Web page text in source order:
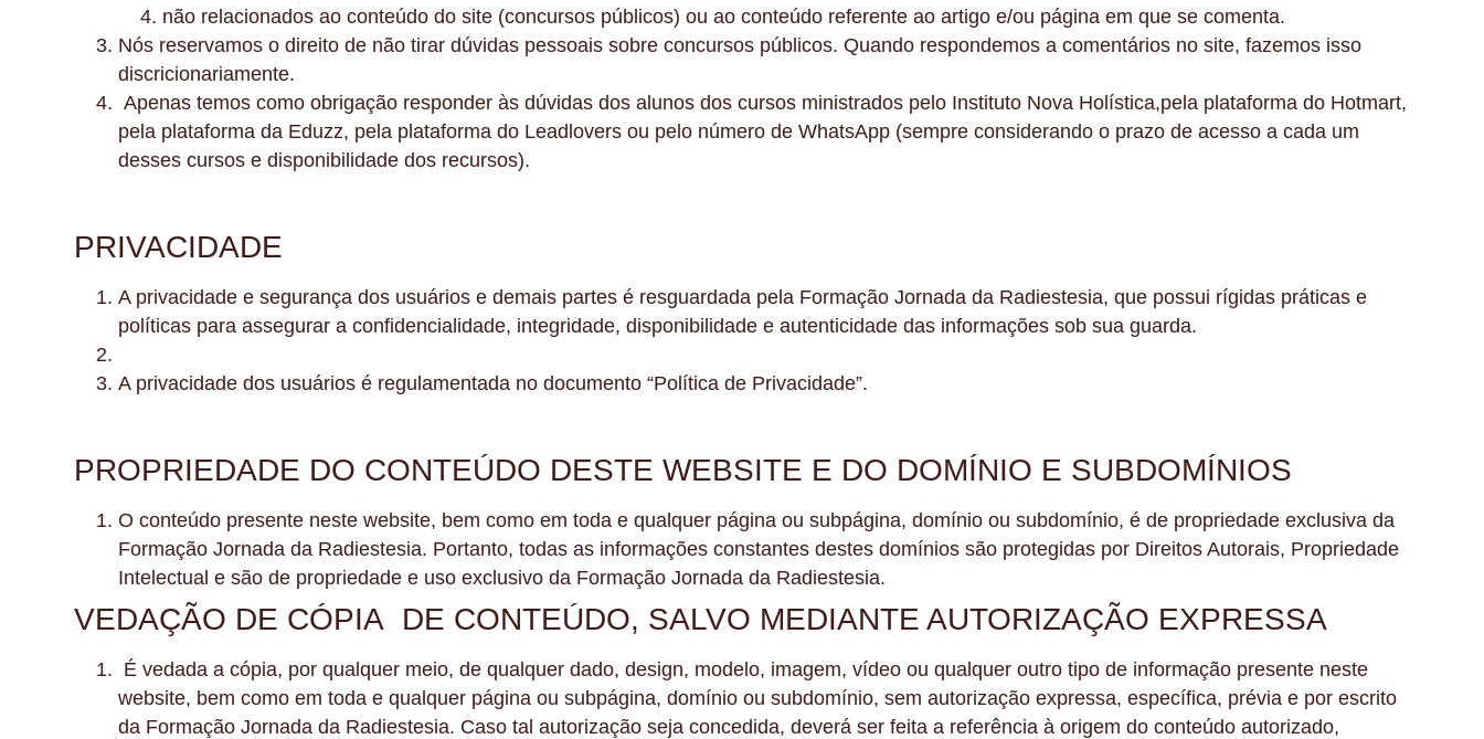
não relacionados ao conteúdo do site (concursos públicos) ou ao conteúdo referente ao artigo e/ou página em que se comenta.
Nós reservamos o direito de não tirar dúvidas pessoais sobre concursos públicos. Quando respondemos a comentários no site, fazemos isso
discricionariamente.
Apenas temos como obrigação responder às dúvidas dos alunos dos cursos ministrados pelo Instituto Nova Holística,pela plataforma do Hotmart,
pela plataforma da Eduzz, pela plataforma do Leadlovers ou pelo número de WhatsApp (sempre considerando o prazo de acesso a cada um
desses cursos e disponibilidade dos recursos).
PRIVACIDADE
A privacidade e segurança dos usuários e demais partes é resguardada pela Formação Jornada da Radiestesia, que possui rígidas práticas e
políticas para assegurar a confidencialidade, integridade, disponibilidade e autenticidade das informações sob sua guarda.
A privacidade dos usuários é regulamentada no documento “Política de Privacidade”.
PROPRIEDADE DO CONTEÚDO DESTE WEBSITE E DO DOMÍNIO E SUBDOMÍNIOS
O conteúdo presente neste website, bem como em toda e qualquer página ou subpágina, domínio ou subdomínio, é de propriedade exclusiva da
Formação Jornada da Radiestesia. Portanto, todas as informações constantes destes domínios são protegidas por Direitos Autorais, Propriedade
Intelectual e são de propriedade e uso exclusivo da Formação Jornada da Radiestesia.
VEDAÇÃO DE CÓPIA DE CONTEÚDO, SALVO MEDIANTE AUTORIZAÇÃO EXPRESSA
É vedada a cópia, por qualquer meio, de qualquer dado, design, modelo, imagem, vídeo ou qualquer outro tipo de informação presente neste
website, bem como em toda e qualquer página ou subpágina, domínio ou subdomínio, sem autorização expressa, específica, prévia e por escrito
da Formação Jornada da Radiestesia. Caso tal autorização seja concedida, deverá ser feita a referência à origem do conteúdo autorizado,